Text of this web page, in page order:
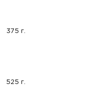
375 г.
525 г.